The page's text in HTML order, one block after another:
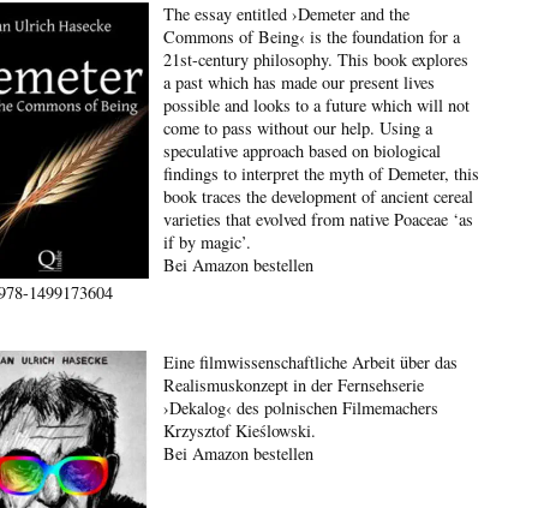
1499173604
The essay entitled ›Demeter and the
Commons of Being‹ is the foundation for a
21st-century philosophy. This book explores
a past which has made our present lives
possible and looks to a future which will not
come to pass without our help. Using a
speculative approach based on biological
findings to interpret the myth of Demeter, this
book traces the development of ancient cereal
varieties that evolved from native Poaceae ‘as
if by magic’.
Bei Amazon bestellen
Eine filmwissenschaftliche Arbeit über das
Realismuskonzept in der Fernsehserie
›Dekalog‹ des polnischen Filmemachers
Krzysztof Kieślowski.
Bei Amazon bestellen